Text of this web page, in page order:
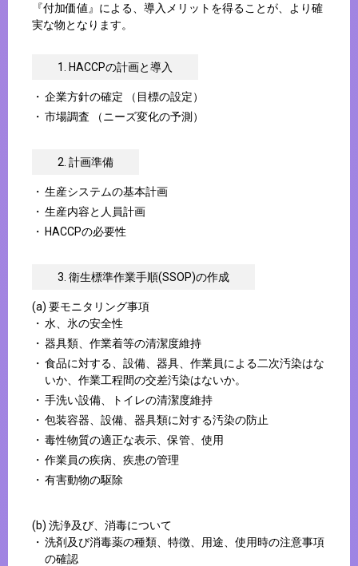
『付加価値』による、導入メリットを得ることが、より確
実な物となります。
1. HACCPの計画と導入
企業方針の確定 （目標の設定）
市場調査 （ニーズ変化の予測）
2. 計画準備
生産システムの基本計画
生産内容と人員計画
HACCPの必要性
3. 衛生標準作業手順(SSOP)の作成
(a) 要モニタリング事項
水、氷の安全性
器具類、作業着等の清潔度維持
食品に対する、設備、器具、作業員による二次汚染はな
いか、作業工程間の交差汚染はないか。
手洗い設備、トイレの清潔度維持
包装容器、設備、器具類に対する汚染の防止
毒性物質の適正な表示、保管、使用
作業員の疾病、疾患の管理
有害動物の駆除
(b) 洗浄及び、消毒について
洗剤及び消毒薬の種類、特徴、用途、使用時の注意事項
の確認